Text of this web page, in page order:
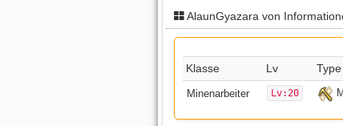
AlaunGyazara von
Klasse Lv Type
Minenarbeiter Lv:20